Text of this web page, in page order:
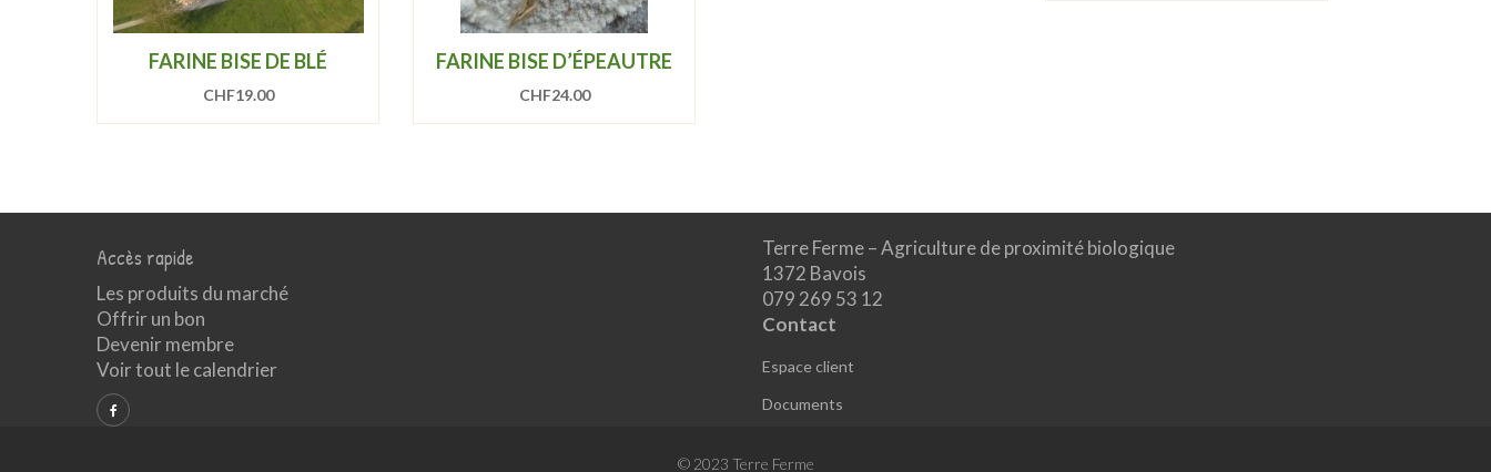
FARINE BISE DE BLÉ
CHF19.00
FARINE BISE D’ÉPEAUTRE
CHF24.00
Accès rapide
Les produits du marché
Offrir un bon
Devenir membre
Voir tout le calendrier
Terre Ferme – Agriculture de proximité biologique
1372 Bavois
079 269 53 12
Contact
Espace client
Documents
© 2023 Terre Ferme